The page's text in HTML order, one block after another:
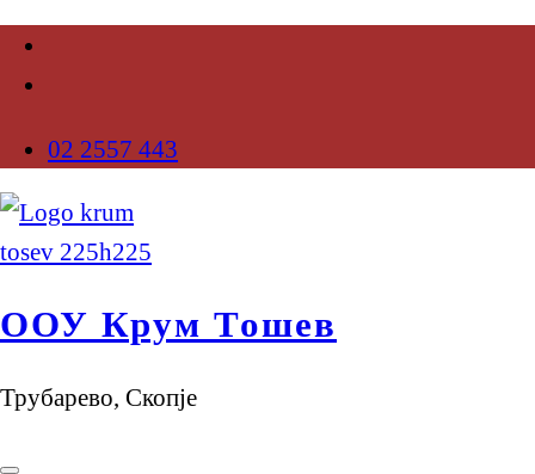
02 2557 443
ООУ Крум Тошев
Трубарево, Скопје